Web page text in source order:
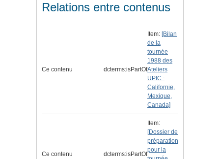
Relations entre contenus
Ce contenu dcterms:isPartOf
Item: [Bilan
de la
tournée
1988 des
Ateliers
UPIC :
Californie,
Mexique,
Canada]
Ce contenu dcterms:isPartOf
Item:
[Dossier de
préparation
pour la